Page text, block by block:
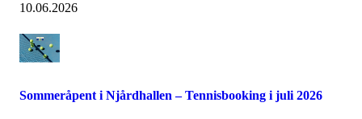
10.06.2026
Sommeråpent i Njårdhallen – Tennisbooking i juli 2026